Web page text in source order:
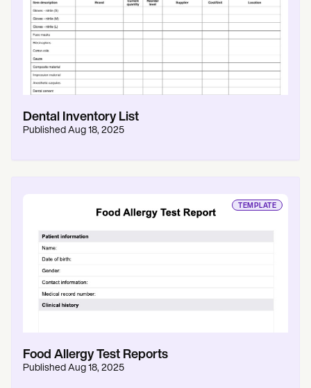
Dental Inventory List
Published Aug 18, 2025
TEMPLATE
Food Allergy Test Reports
Published Aug 18, 2025